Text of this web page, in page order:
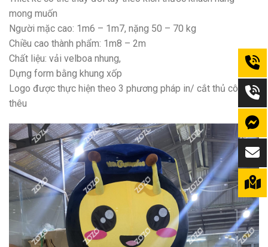
mong muốn
Người mặc cao: 1m6 – 1m7, nặng 50 – 70 kg
Chiều cao thành phẩm: 1m8 – 2m
Chất liệu: vải velboa nhung,
Dựng form bằng khung xốp
Logo được thực hiện theo 3 phương pháp in/ cắt thủ công/
thêu